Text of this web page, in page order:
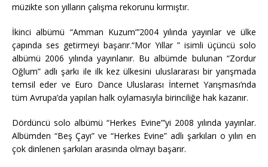
müzikte son yılların çalışma rekorunu kırmıştır.
İkinci albümü “Amman Kuzum”’2004 yılında yayınlar ve ülke
çapında ses getirmeyi başarır.“Mor Yıllar ” isimli üçüncü solo
albümü 2006 yılında yayınlanır. Bu albümde bulunan “Zordur
Oğlum” adlı şarkı ile ilk kez ülkesini uluslararası bir yarışmada
temsil eder ve Euro Dance Uluslarası İnternet Yarışması’nda
tüm Avrupa’da yapılan halk oylamasıyla birinciliğe hak kazanır.
Dördüncü solo albümü “Herkes Evine”’yi 2008 yılında yayınlar.
Albümden “Beş Çayı” ve “Herkes Evine” adlı şarkıları o yılın en
çok dinlenen şarkıları arasında olmayı başarır.